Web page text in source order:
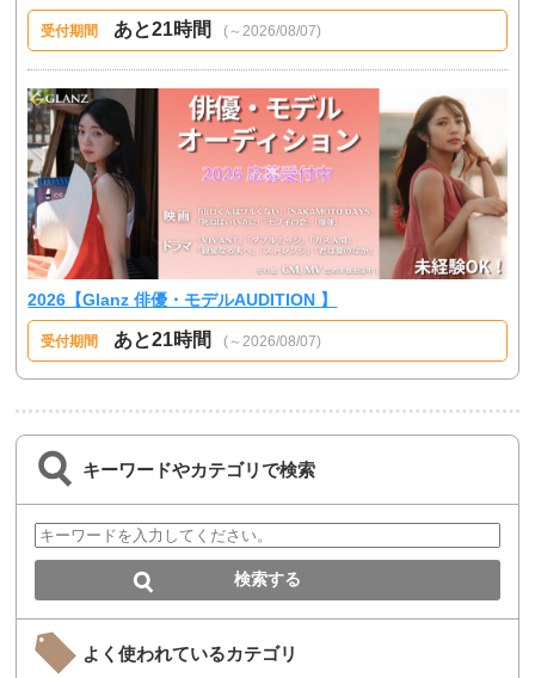
受付期間 あと21時間 (～2026/08/07)
2026【Glanz 俳優・モデルAUDITION 】
受付期間 あと21時間 (～2026/08/07)
キーワードやカテゴリで検索
よく使われているカテゴリ